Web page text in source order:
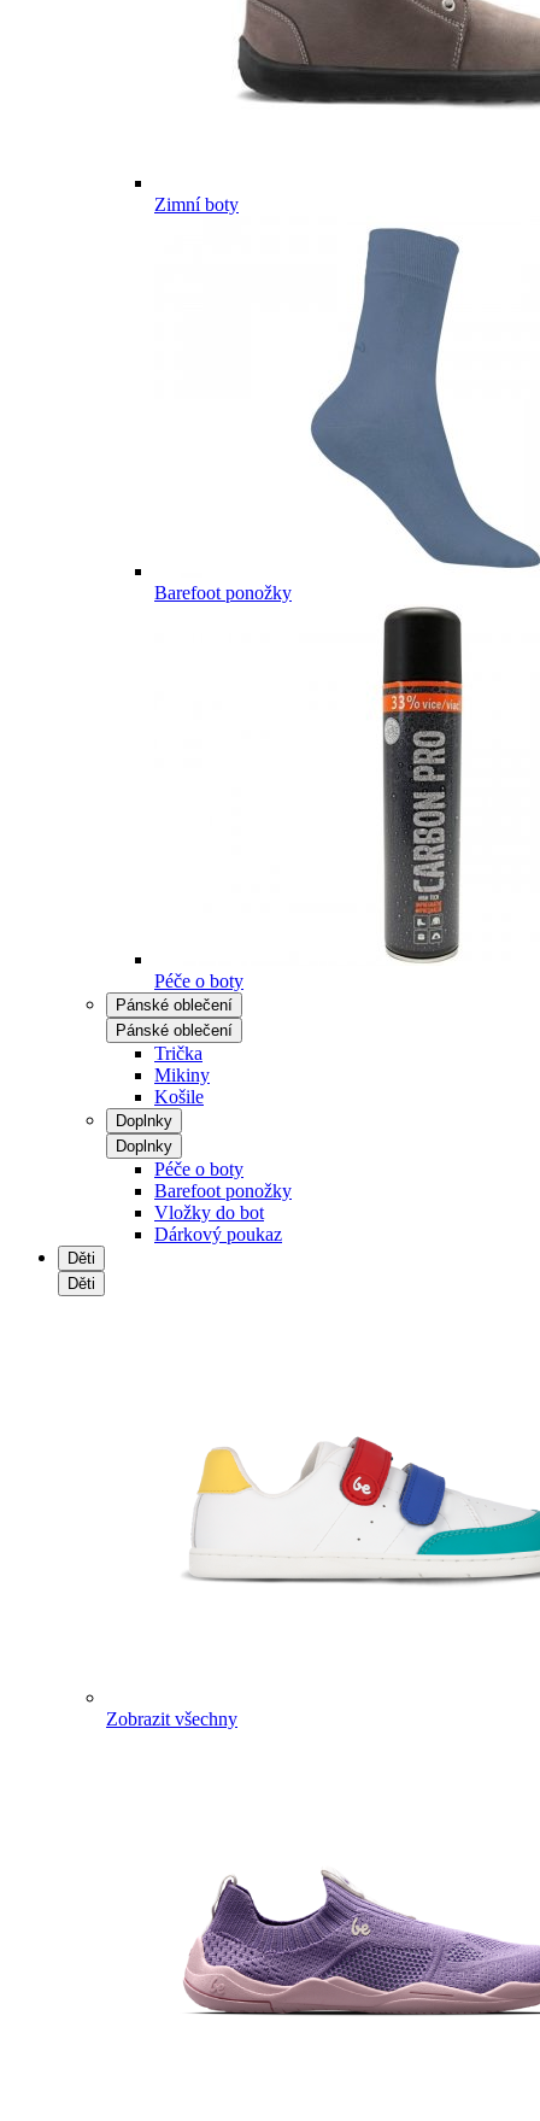
Zimní boty
Barefoot ponožky
Péče o boty
Pánské oblečení
Pánské oblečení
Trička
Mikiny
Košile
Doplnky
Doplnky
Péče o boty
Barefoot ponožky
Vložky do bot
Dárkový poukaz
Děti
Děti
Zobrazit všechny